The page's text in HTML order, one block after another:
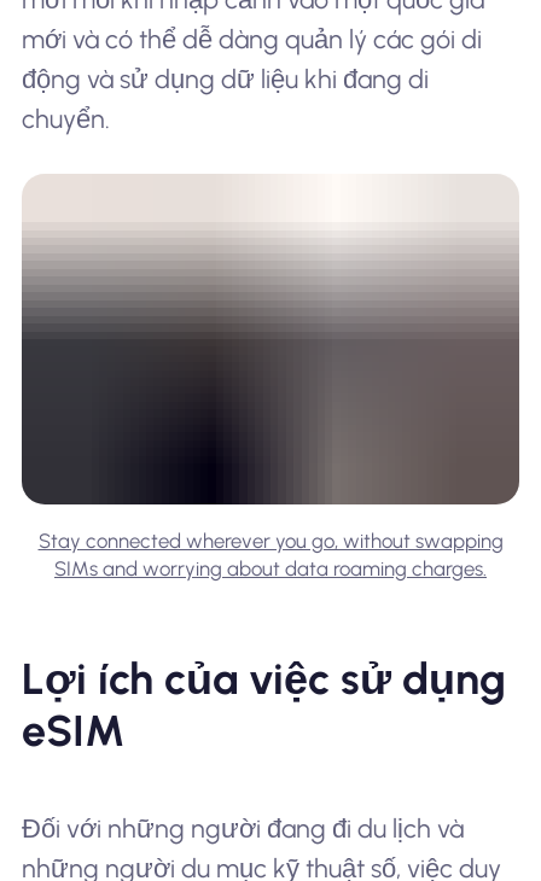
mới và có thể dễ dàng quản lý các gói di
động và sử dụng dữ liệu khi đang di
chuyển.
Stay connected wherever you go, without swapping
SIMs and worrying about data roaming charges.
Lợi ích của việc sử dụng
eSIM
Đối với những người đang đi du lịch và
những người du mục kỹ thuật số, việc duy